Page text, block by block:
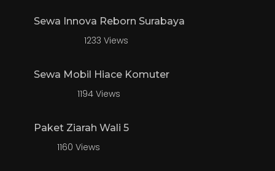
Sewa Innova Reborn Surabaya
1233 Views
Sewa Mobil Hiace Komuter
1194 Views
Paket Ziarah Wali 5
1160 Views